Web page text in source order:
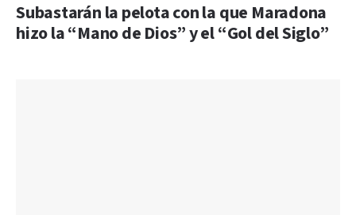
Subastarán la pelota con la que Maradona
hizo la “Mano de Dios” y el “Gol del Siglo”